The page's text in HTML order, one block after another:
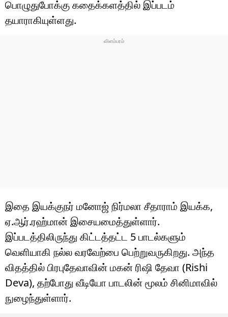
பொழுதுபோக்கு கதைக்களத்தில் இப்படம்
தயாராகியுள்ளது.
இதை இயக்குநர் மனோஜ் நிர்மலா சீதாராம் இயக்க,
ஏ.ஆர்.ரஹ்மான் இசையமைத்துள்ளார்.
இப்படத்திலிருந்து கிட்டத்தட்ட 5 பாடல்களும்
வெளியாகி நல்ல வரவேற்பை பெற்றுவருகிறது. அந்த
விதத்தில் பிரபுதேவாவின் மகன் ரிஷி தேவா (Rishi
Deva), தற்போது வீடியோ பாடலின் மூலம் சினிமாவில்
நுழைந்துள்ளார்.